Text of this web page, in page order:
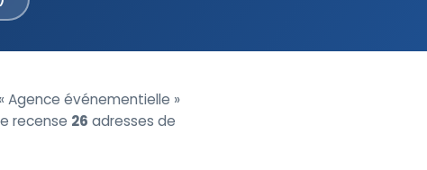
Agence événementielle »
recense 26 adresses de